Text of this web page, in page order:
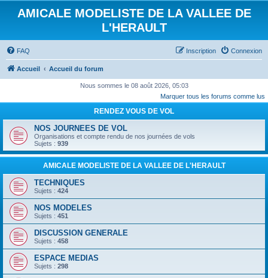
AMICALE MODELISTE DE LA VALLEE DE
L'HERAULT
FAQ Connexion
Inscription
Accueil Accueil du forum
Nous sommes le 08 août 2026, 05:03
Marquer tous les forums comme lus
RENDEZ VOUS DE VOL
NOS JOURNEES DE VOL
Organisations et compte rendu de nos journées de vols
Sujets : 939
AMICALE MODELISTE DE LA VALLEE DE L'HERAULT
TECHNIQUES
Sujets : 424
NOS MODELES
Sujets : 451
DISCUSSION GENERALE
Sujets : 458
ESPACE MEDIAS
Sujets : 298